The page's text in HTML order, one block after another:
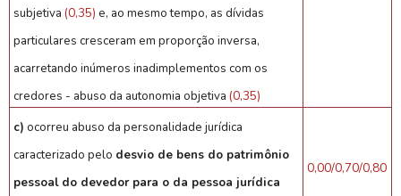
subjetiva(0,35) e, ao mesmo tempo, as dívidas
particulares cresceram em proporção inversa,
acarretando inúmeros inadimplementos com os
credores - abuso da autonomia objetiva(0,35)
c) ocorreu abuso da personalidade jurídica
caracterizado pelo desvio de bens do patrimônio
pessoal do devedor para o da pessoa jurídica
0,00/0,70/0,80